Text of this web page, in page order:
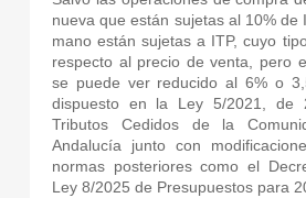
nueva que están sujetas al 10% de
mano están sujetas a ITP, cuyo
respecto al precio de venta, pero
se puede ver reducido al 6% o
dispuesto en la Ley 5/2021, de
Tributos Cedidos de la
Andalucía junto con
normas posteriores como el
Ley 8/2025 de Presupuestos para